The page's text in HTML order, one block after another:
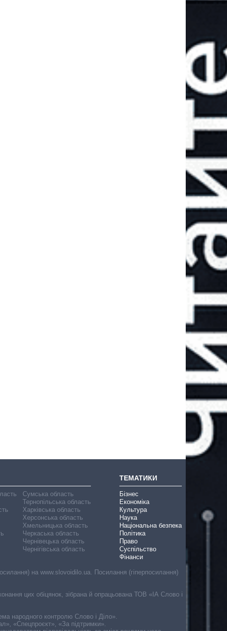
Сумська область
Тернопільська область
Харківська область
Херсонська область
Хмельницька область
Черкаська область
Чернівецька область
Чернігівська область
ТЕМАТИКИ
Бізнес
Економіка
Культура
Наука
Національна безпека
Політика
Право
Суспільство
Фінанси
на www.slovoidilo.ua. Посилання (гіперпосилання)
цих обіцянок, зібрана й опрацьована ТОВ «ІА Слово і
народного контролю Слово і Діло».
«Спецпроєкт», «За підтримки».